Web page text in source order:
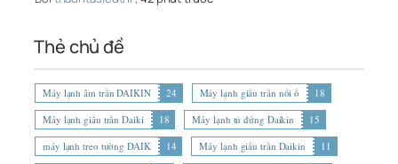
Thẻ chủ đề
Máy lạnh âm trần DAIKIN 24 Máy lạnh giấu trần nối ố
18
Máy lạnh giấu trần Daiki
18 Máy lạnh tủ đứng Daikin
15
máy lạnh treo tường DAIK
14 Máy lạnh giấu trần Daikin
11